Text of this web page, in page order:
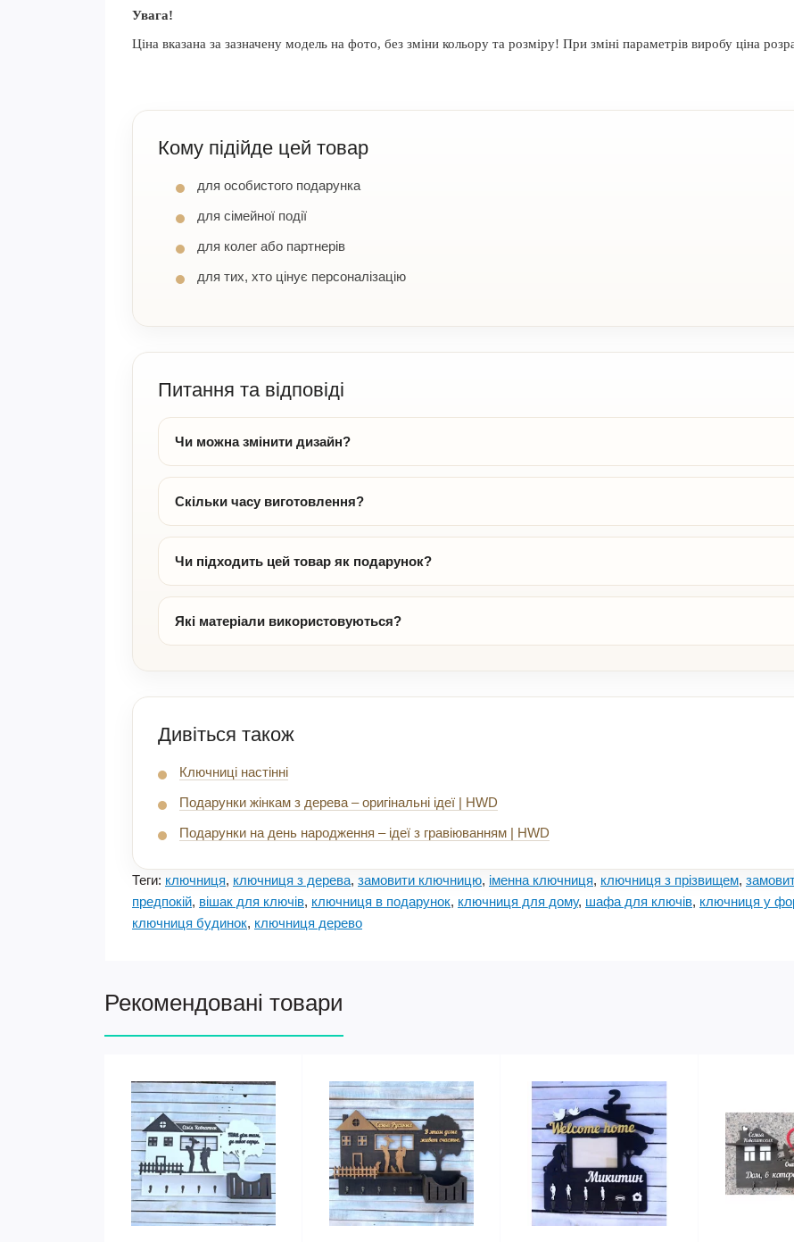
Увага!
Ціна вказана за зазначену модель на фото, без зміни кольору та розміру! При зміні параметрів виробу ціна
Кому підійде цей товар
для особистого подарунка
для сімейної події
для колег або партнерів
для тих, хто цінує персоналізацію
Питання та відповіді
Чи можна змінити дизайн?
Скільки часу виготовлення?
Чи підходить цей товар як подарунок?
Які матеріали використовуються?
Дивіться також
Ключниці настінні
Подарунки жінкам з дерева – оригінальні ідеї | HWD
Подарунки на день народження – ідеї з гравіюванням | HWD
Теги: ключниця, ключниця з дерева, замовити ключницю, іменна ключниця, ключниця з прізвищем,
предпокій, вішак для ключів, ключниця в подарунок, ключниця для дому, шафа для ключів, ключниця у
ключниця будинок, ключниця дерево
Рекомендовані товари